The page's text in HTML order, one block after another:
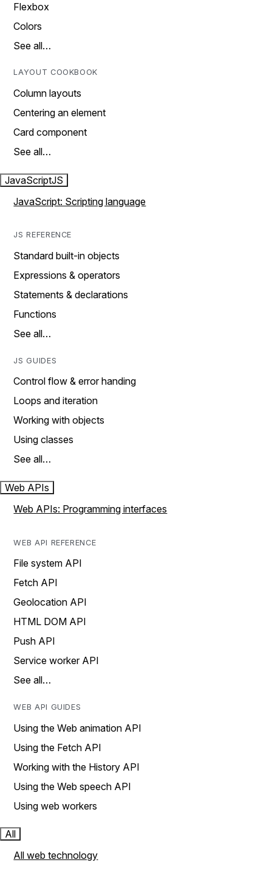
Flexbox
Colors
See all…
LAYOUT COOKBOOK
Column layouts
Centering an element
Card component
See all…
JavaScriptJS
JavaScript: Scripting language
JS REFERENCE
Standard built-in objects
Expressions & operators
Statements & declarations
Functions
See all…
JS GUIDES
Control flow & error handing
Loops and iteration
Working with objects
Using classes
See all…
Web APIs
Web APIs: Programming interfaces
WEB API REFERENCE
File system API
Fetch API
Geolocation API
HTML DOM API
Push API
Service worker API
See all…
WEB API GUIDES
Using the Web animation API
Using the Fetch API
Working with the History API
Using the Web speech API
Using web workers
All
All web technology